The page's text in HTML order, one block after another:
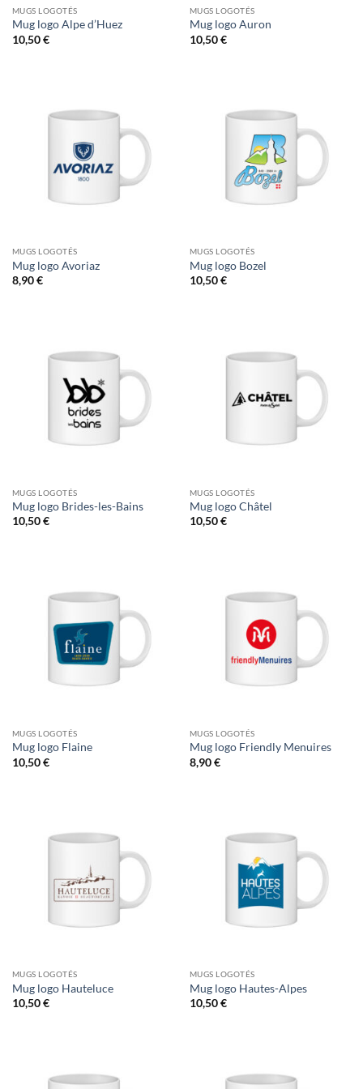
MUGS LOGOTÉS
Mug logo Alpe d’Huez
10,50€
MUGS LOGOTÉS
Mug logo Auron
10,50€
MUGS LOGOTÉS
Mug logo Avoriaz
8,90€
MUGS LOGOTÉS
Mug logo Bozel
10,50€
MUGS LOGOTÉS
Mug logo Brides-les-Bains
10,50€
MUGS LOGOTÉS
Mug logo Châtel
10,50€
MUGS LOGOTÉS
Mug logo Flaine
10,50€
MUGS LOGOTÉS
Mug logo Friendly Menuires
8,90€
MUGS LOGOTÉS
Mug logo Hauteluce
10,50€
MUGS LOGOTÉS
Mug logo Hautes-Alpes
10,50€